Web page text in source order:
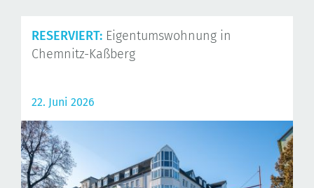
RESERVIERT: Eigentumswohnung in
Chemnitz-Kaßberg
22. Juni 2026